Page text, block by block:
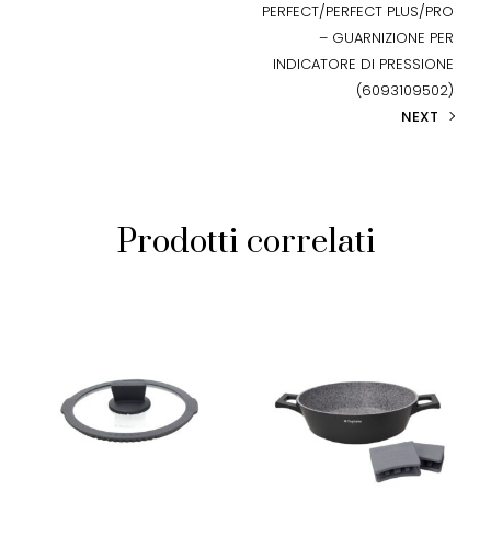
PERFECT/PERFECT PLUS/PRO
– GUARNIZIONE PER
INDICATORE DI PRESSIONE
(6093109502)
NEXT
Prodotti correlati